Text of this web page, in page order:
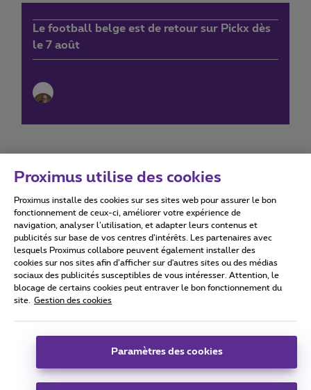
Le football belge est de retour sur Pickx dès
le 7 août
Conditions d'utilisation Accessibility statement
Tous droits réservés. © 2026
Conditions générales, info consommateur
Coordonnées de l’entreprise
Boulevard du Roi Albert II 27 - B-1030 Bruxelles.
Proximus utilise des cookies
Proximus installe des cookies sur ses sites web pour assurer le bon
fonctionnement de ceux-ci, améliorer votre expérience de
navigation, analyser l’utilisation, et adapter leurs contenus et
publicités sur base de vos centres d’intérêts. Les partenaires avec
lesquels Proximus collabore peuvent également installer des
cookies sur nos sites afin d’afficher sur d'autres sites ou des médias
sociaux des publicités susceptibles de vous intéresser. Attention, le
blocage de certains cookies peut entraver le bon fonctionnement du
site.
Gestion des cookies
Paramètres des cookies